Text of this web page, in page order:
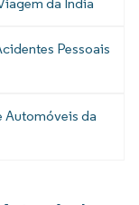
Pessoais
Automóveis da